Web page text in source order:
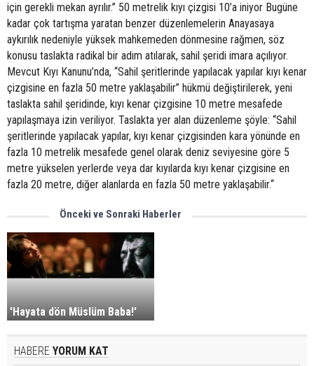
için gerekli mekan ayrılır.” 50 metrelik kıyı çizgisi 10’a iniyor Bugüne
kadar çok tartışma yaratan benzer düzenlemelerin Anayasaya
aykırılık nedeniyle yüksek mahkemeden dönmesine rağmen, söz
konusu taslakta radikal bir adım atılarak, sahil şeridi imara açılıyor.
Mevcut Kıyı Kanunu’nda, “Sahil şeritlerinde yapılacak yapılar kıyı kenar
çizgisine en fazla 50 metre yaklaşabilir” hükmü değiştirilerek, yeni
taslakta sahil şeridinde, kıyı kenar çizgisine 10 metre mesafede
yapılaşmaya izin veriliyor. Taslakta yer alan düzenleme şöyle: “Sahil
şeritlerinde yapılacak yapılar, kıyı kenar çizgisinden kara yönünde en
fazla 10 metrelik mesafede genel olarak deniz seviyesine göre 5
metre yükselen yerlerde veya dar kıyılarda kıyı kenar çizgisine en
fazla 20 metre, diğer alanlarda en fazla 50 metre yaklaşabilir.“
Önceki ve Sonraki Haberler
'Hayata dön Müslüm Baba!'
HABERE YORUM KAT